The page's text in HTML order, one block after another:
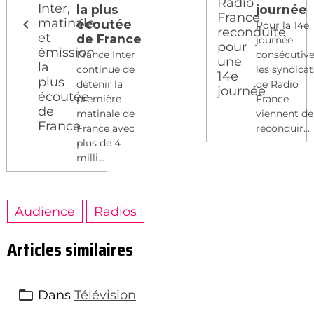
la plus
écoutée
de France
France Inter
continue de
détenir la
première
matinale de
France avec
plus de 4
milli...
journée
Pour la 14e
journée
les
de Radio
France
viennent de
reconduir...
Audience Radios
Articles similaires
Dans Télévision